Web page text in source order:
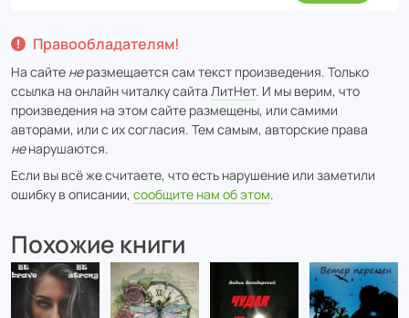
Правообладателям!
На сайте неразмещается сам текст произведения. Только
ссылка на онлайн читалку сайта ЛитНет. И мы верим, что
произведения на этом сайте размещены, или самими
авторами, или с их согласия. Тем самым, авторские права
ненарушаются.
Если вы всё же считаете, что есть нарушение или заметили
ошибку в описании, сообщите нам об этом.
Похожие книги